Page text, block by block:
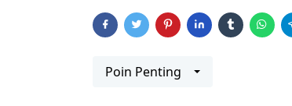
Poin Penting